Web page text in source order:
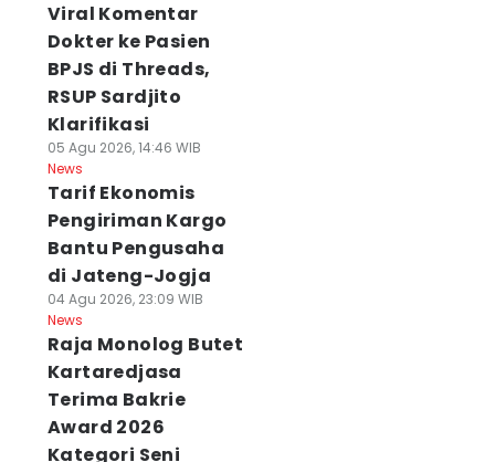
Unik
di JEC,
Matcha
Eksplorasi
Agu 2026, 15:54 WIB
Pasien BPJS di
Medsos, Sardjito
Hentikan Praktik
Dokter PPDS
06 Agu 2026, 14:14 WIB
News
Viral Komentar
Dokter ke Pasien
BPJS di Threads,
RSUP Sardjito
Klarifikasi
05 Agu 2026, 14:46 WIB
News
Tarif Ekonomis
Pengiriman Kargo
Bantu Pengusaha
di Jateng-Jogja
04 Agu 2026, 23:09 WIB
News
Raja Monolog Butet
Kartaredjasa
Terima Bakrie
Award 2026
Kategori Seni